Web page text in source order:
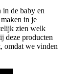
in de baby en
in je
zien welk
deze producten
omdat we vinden